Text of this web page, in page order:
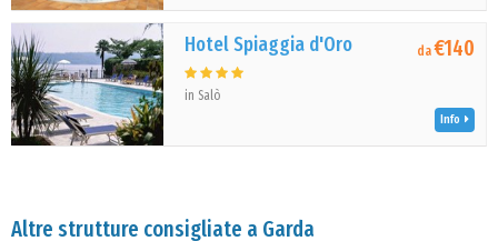
Hotel Spiaggia d'Oro
in Salò
da€140
Info
Altre strutture consigliate a Garda